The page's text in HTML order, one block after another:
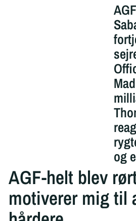
og
AGF-helt blev
motiverer mig til